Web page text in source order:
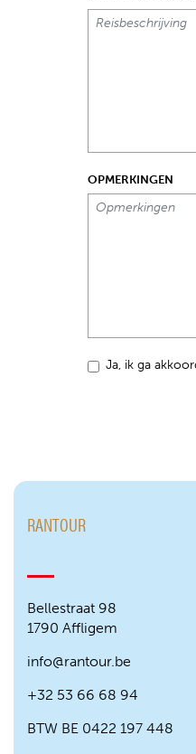
OPMERKINGEN
Ja, ik ga
RANTOUR
Bellestraat 98
1790 Affligem
info@rantour.be
+32 53 66 68 94
BTW BE 0422 197 448